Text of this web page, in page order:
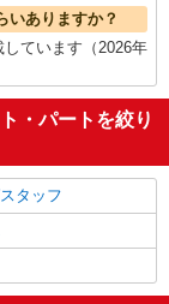
いありますか？
ています（2026年
・パートを絞り
タッフ